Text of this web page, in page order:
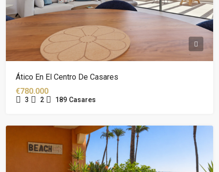
Ático En El Centro De Casares
€780.000
3 2 189 Casares